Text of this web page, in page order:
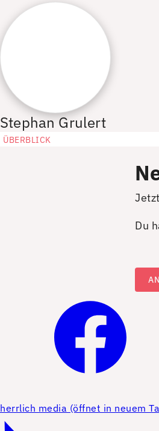
Stephan Grulert
ÜBERBLICK
Du
herrlich media (öffnet in neuem